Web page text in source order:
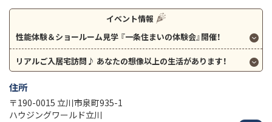
住所
〒190-0015 立川市泉町935-1
ハウジングワールド立川
イベント情報
性能体験＆ショールーム見学 『一条住まいの体験会』開催！
リアルご入居宅訪問♪ あなたの想像以上の生活があります！